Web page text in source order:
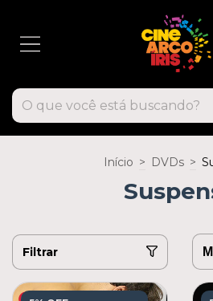
Início > DVDs >
Filtrar